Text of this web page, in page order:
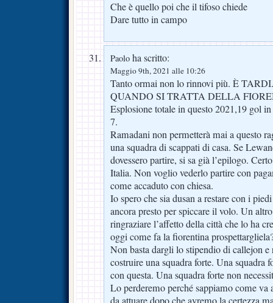
Che è quello poi che il tifoso chiede
Dare tutto in campo
Paolo ha scritto:
Maggio 9th, 2021 alle 10:26
Tanto ormai non lo rinnovi più. È
QUANDO SI TRATTA DELLA
Esplosione totale in questo 2021,19 gol
7.
Ramadani non permetterà mai a questo
una squadra di scappati di casa. Se
dovessero partire, si sa già l’epilogo.
Italia. Non voglio vederlo partire con
come accaduto con chiesa.
Io spero che sia dusan a restare con i
ancora presto per spiccare il volo. Un
ringraziare l’affetto della città che lo ha
oggi come fa la fiorentina
Non basta dargli lo stipendio di callejon
costruire una squadra forte. Una squadra
con questa. Una squadra forte non
Lo perderemo perché sappiamo come